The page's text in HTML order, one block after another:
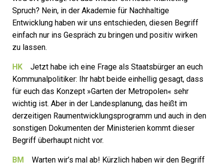
Spruch? Nein, in der Akademie für Nachhaltige
Entwicklung haben wir uns entschieden, diesen Begriff
einfach nur ins Gespräch zu bringen und positiv wirken
zu lassen.
HK Jetzt habe ich eine Frage als Staatsbürger an euch
Kommunalpolitiker: Ihr habt beide einhellig gesagt, dass
für euch das Konzept »Garten der Metropolen« sehr
wichtig ist. Aber in der Landesplanung, das heißt im
derzeitigen Raumentwicklungsprogramm und auch in den
sonstigen Dokumenten der Ministerien kommt dieser
Begriff überhaupt nicht vor.
BM Warten wir’s mal ab! Kürzlich haben wir den Begriff